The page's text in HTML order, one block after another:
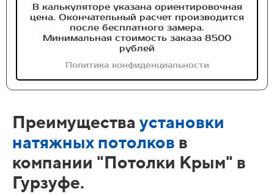
В калькуляторе указана ориентировочная
цена. Окончательный расчет производится
после бесплатного замера.
Минимальная стоимость заказа 8500
рублей
Политика конфиденциальности
Преимущества установки
натяжных потолков в
компании "Потолки Крым" в
Гурзуфе.